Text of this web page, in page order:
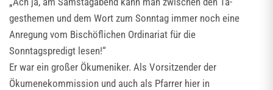
gesthemen und dem Wort zum Sonntag immer noch eine
Anregung vom Bischöflichen Ordinariat für die
Sonntagspredigt lesen!“
Er war ein großer Ökumeniker. Als Vorsitzender der
Ökumenekommission und auch als Pfarrer hier in